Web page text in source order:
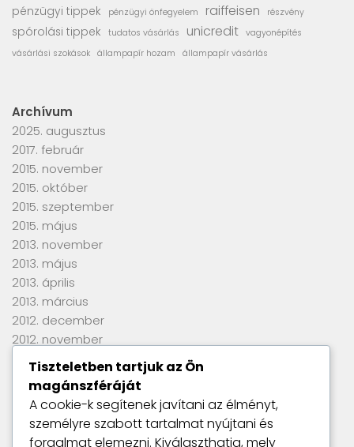
pénzügyi tippek
pénzügyi önfegyelem raiffeisen részvény
spórolási tippek tudatos vásárlás unicredit vagyonépítés
vásárlási szokások állampapír hozam állampapír vásárlás
Archívum
2025. augusztus
2017. február
2015. november
2015. október
2015. szeptember
2015. május
2013. november
2013. május
2013. április
2013. március
2012. december
2012. november
2012. szeptember
2012. június
2012. április
2012. március
2012. január
Tiszteletben tartjuk az Ön
magánszféráját
A cookie-k segítenek javítani az élményt,
személyre szabott tartalmat nyújtani és
forgalmat elemezni. Kiválaszthatja, mely